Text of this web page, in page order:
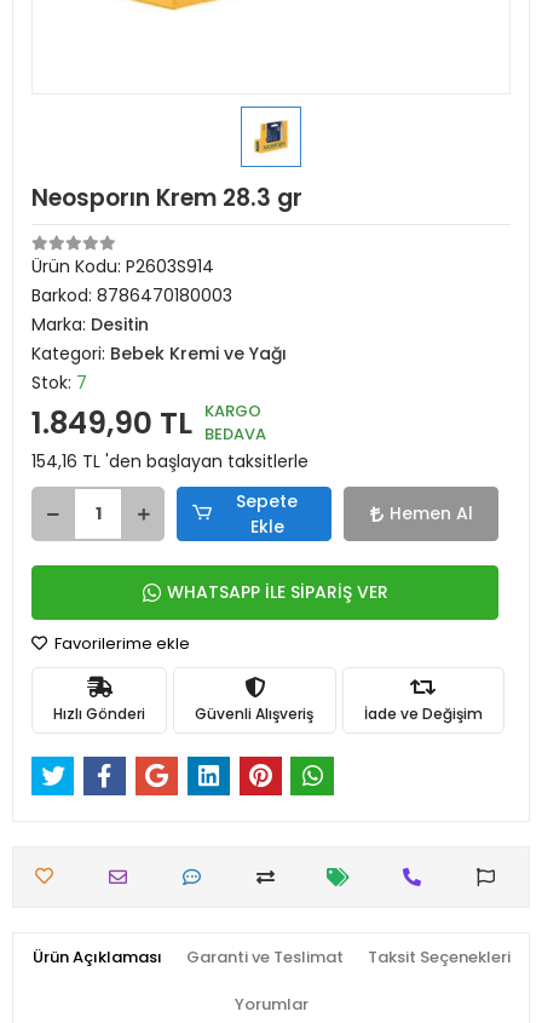
Neosporın Krem 28.3 gr
Ürün Kodu: P2603S914
Barkod: 8786470180003
Marka: Desitin
Kategori: Bebek Kremi ve Yağı
Stok: 7
1.849,90 TL KARGO
BEDAVA
154,16 TL 'den başlayan taksitlerle
Sepete
Ekle
Hemen Al
WHATSAPP İLE SİPARİŞ VER
Favorilerime ekle
Hızlı Gönderi Güvenli Alışveriş İade ve Değişim
Ürün Açıklaması Garanti ve Teslimat Taksit Seçenekleri
Yorumlar